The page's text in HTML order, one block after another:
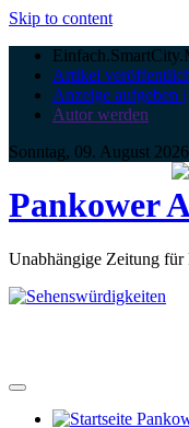
Skip to content
Artikel
Anzeige aufgeben |
Autor werden
Sonntag, 09. August 2026
Pankower
Unabhängige Zeitung für